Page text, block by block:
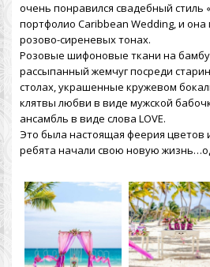
очень понравился свадебный
портфолио Caribbean Wedding, и она
розово-сиреневых тонах.
Розовые шифоновые ткани на
рассыпанный жемчуг посреди
столах, украшенные кружевом
клятвы любви в виде мужской
ансамбль в виде слова LOVE.
Это была настоящая феерия цветов
ребята начали свою новую